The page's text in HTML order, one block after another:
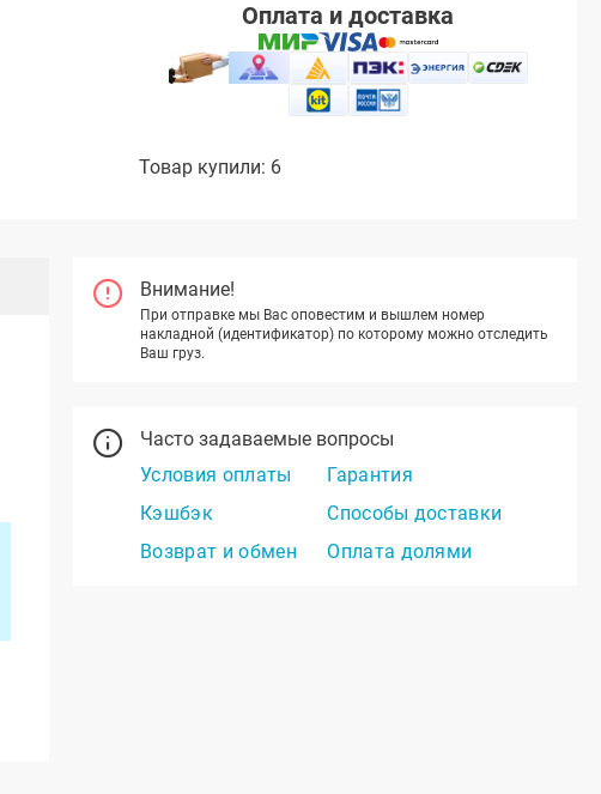
Оплата и доставка
Товар купили: 6
Внимание!
При отправке мы Вас оповестим и вышлем номер
накладной (идентификатор) по которому можно отследить
Ваш груз.
Часто задаваемые вопросы
Условия оплаты
Гарантия
Кэшбэк
Способы доставки
Возврат и обмен
Оплата долями